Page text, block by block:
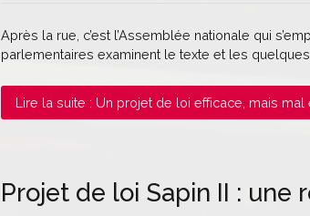
Après la rue, c’est l’Assemblée nationale qui
parlementaires examinent le texte et les
Lire la suite : Un projet de loi efficace, mais mal
Projet de loi Sapin II : une